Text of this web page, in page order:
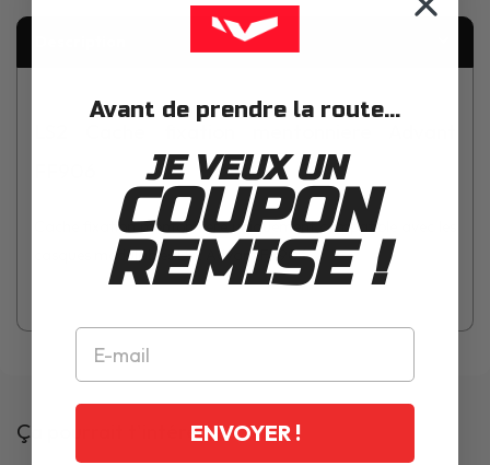
Cache fixation mentonniere uniquement compatible avec les
casques modulables LS2 Advant FF906
Ça pourrait t'intéresser
Avant de prendre la route...
JE VEUX UN
COUPON
REMISE !
ENVOYER !